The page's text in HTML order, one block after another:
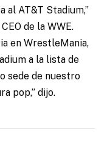
al AT&T Stadium,”
de la WWE.
en WrestleMania,
a la lista de
sede de nuestro
pop,” dijo.